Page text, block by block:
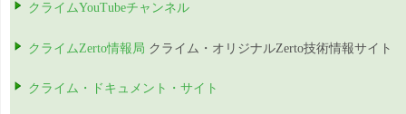
クライムYouTubeチャンネル
クライムZerto情報局 クライム・オリジナルZerto技術情報サイト
クライム・ドキュメント・サイト